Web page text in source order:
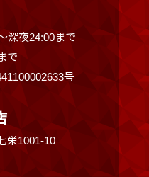
深夜24:00まで
で
号
栄1001-10